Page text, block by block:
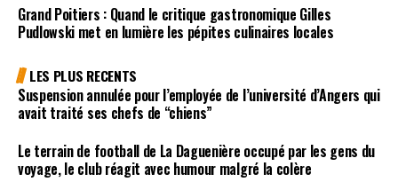
Grand Poitiers : Quand le critique gastronomique Gilles
Pudlowski met en lumière les pépites culinaires locales
LES PLUS RECENTS
Suspension annulée pour l’employée de l’université d’Angers qui
avait traité ses chefs de “chiens”
Le terrain de football de La Daguenière occupé par les gens du
voyage, le club réagit avec humour malgré la colère